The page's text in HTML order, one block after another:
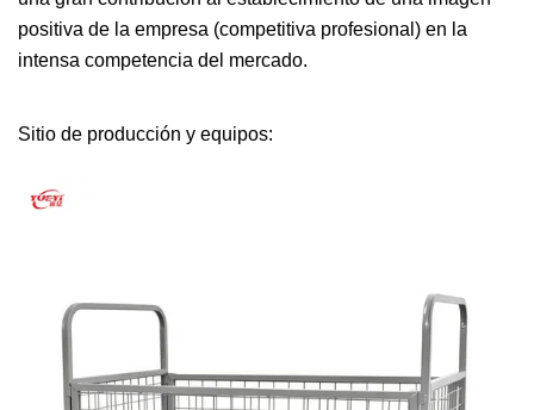
positiva de la empresa (competitiva profesional) en la
intensa competencia del mercado.
Sitio de producción y equipos: